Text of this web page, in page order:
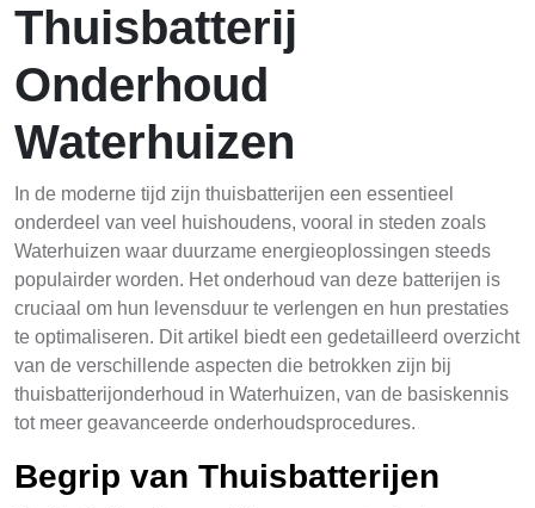
Thuisbatterij
Onderhoud
Waterhuizen
In de moderne tijd zijn thuisbatterijen een essentieel
onderdeel van veel huishoudens, vooral in steden zoals
Waterhuizen waar duurzame energieoplossingen steeds
populairder worden. Het onderhoud van deze batterijen is
cruciaal om hun levensduur te verlengen en hun prestaties
te optimaliseren. Dit artikel biedt een gedetailleerd overzicht
van de verschillende aspecten die betrokken zijn bij
thuisbatterijonderhoud in Waterhuizen, van de basiskennis
tot meer geavanceerde onderhoudsprocedures.
Begrip van Thuisbatterijen